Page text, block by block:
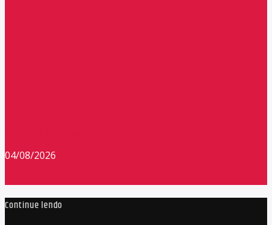
04/08/2026
Continue lendo